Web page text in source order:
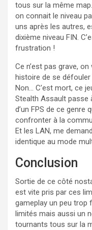
tous sur la même
on connait le niveau
uns après les autres,
dixième niveau FIN.
frustration !
Ce n’est pas grave,
histoire de se
Non… C’est mort, ce
Stealth Assault passe
d’un FPS de ce genre
confronter à la
Et les LAN, me
identique au mode
Conclusion
Sortie de ce côté
est vite pris par ces
gameplay un peu trop
limités mais aussi un
tournants tous sur la